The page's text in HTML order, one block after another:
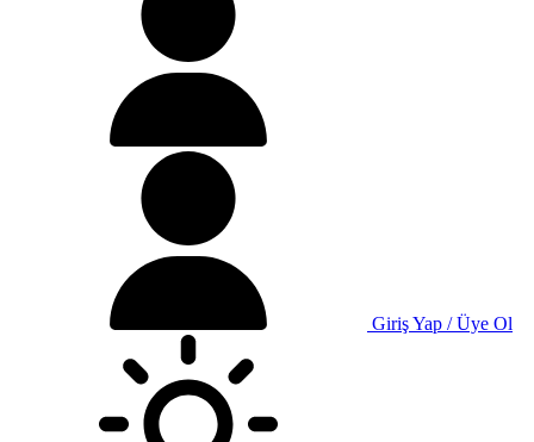
Giriş Yap / Üye Ol